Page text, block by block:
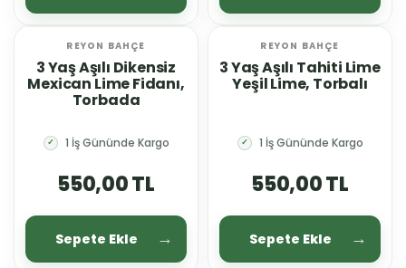
REYON BAHÇE
3 Yaş Aşılı Dikensiz
Mexican Lime Fidanı,
Torbada
✓ 1 İş Gününde Kargo
550,00 TL
Sepete Ekle
REYON BAHÇE
3 Yaş Aşılı Tahiti Lime
Yeşil Lime, Torbalı
✓ 1 İş Gününde Kargo
550,00 TL
Sepete Ekle